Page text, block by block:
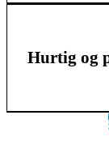
Hurtig og